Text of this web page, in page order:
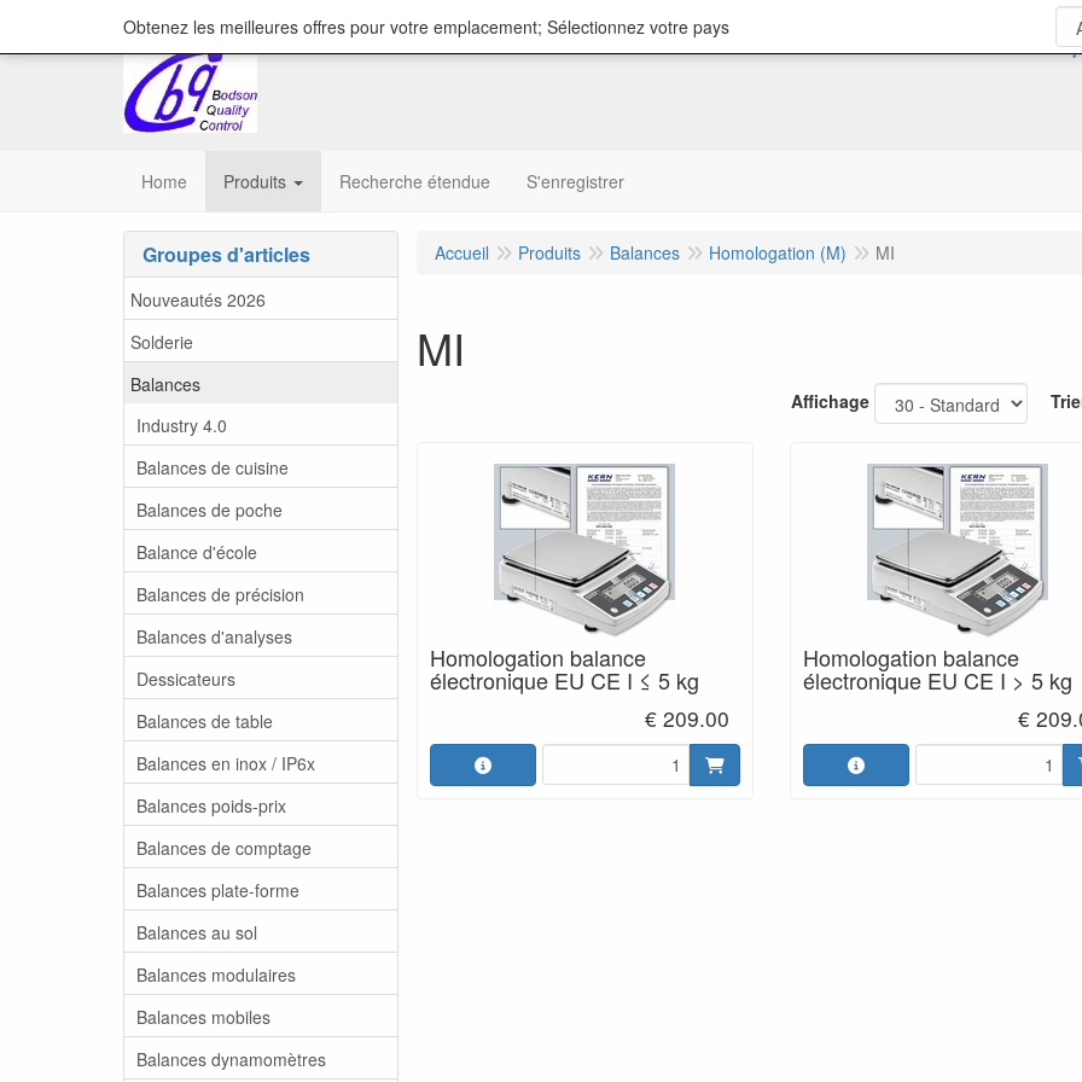
Home Produits Recherche étendue S'enregistrer
Groupes d'articles
Nouveautés 2026
Solderie
Balances
Industry 4.0
Balances de cuisine
Balances de poche
Balance d'école
Balances de précision
Balances d'analyses
Dessicateurs
Balances de table
Balances en inox / IP6x
Balances poids-prix
Balances de comptage
Balances plate-forme
Balances au sol
Balances modulaires
Balances mobiles
Balances dynamomètres
Accueil Produits Balances Homologation (M) MI
MI
Affichage
Homologation balance
électronique EU CE I ≤ 5 kg
€ 209.00
Homologation balance
électronique EU CE I > 5 kg
€
Obtenez les meilleures offres pour votre emplacement; Sélectionnez votre pays